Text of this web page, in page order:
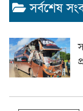
সর্বশেষ